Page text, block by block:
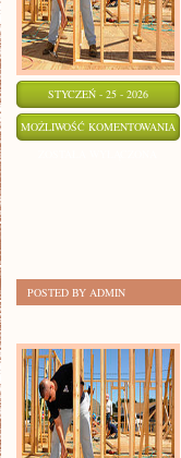
STYCZEŃ - 25 - 2026
MOŻLIWOŚĆ KOMENTOWANIA
POSTED BY ADMIN